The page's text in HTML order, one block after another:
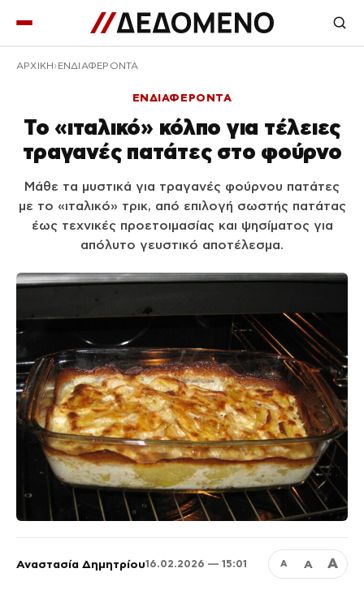
ΑΡΧΙΚΉ ΕΝΔΙΑΦΕΡΟΝΤΑ
ΕΝΔΙΑΦΕΡΟΝΤΑ
Το «ιταλικό» κόλπο για τέλειες
τραγανές πατάτες στο φούρνο
Μάθε τα μυστικά για τραγανές φούρνου πατάτες
με το «ιταλικό» τρικ, από επιλογή σωστής πατάτας
έως τεχνικές προετοιμασίας και ψησίματος για
απόλυτο γευστικό αποτέλεσμα.
Αναστασία Δημητρίου16.02.2026 — 15:01 Α Α Α